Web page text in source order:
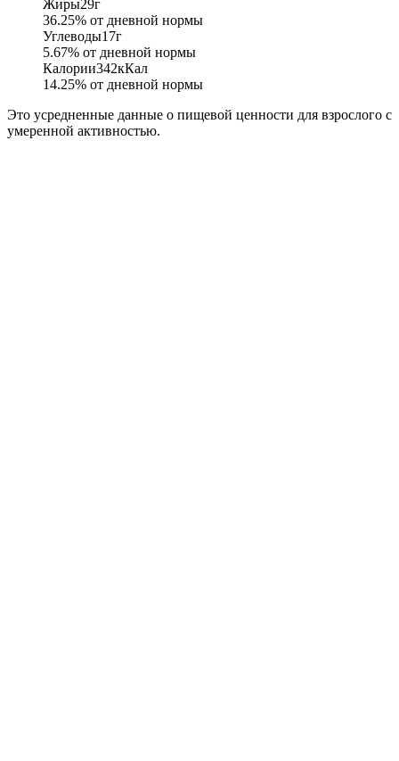
Жиры29г
36.25% от дневной нормы
Углеводы17г
5.67% от дневной нормы
Калории342кКал
14.25% от дневной нормы
Это усредненные данные о пищевой ценности для взрослого с
умеренной активностью.